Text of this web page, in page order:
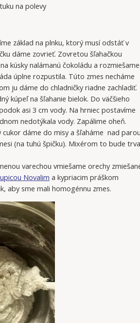
na polevy
základ na plnku, ktorý musí odstáť v
dáme zovrieť. Zovretou šľahačkou
kúsky nalámanú čokoládu a rozmiešame
úplne rozpustila. Túto zmes necháme
ju dáme do chladničky riadne zachladiť.
kúpeľ na šľahanie bielok. Do väčšieho
asi 3 cm vody. Na hrniec postavíme
nedotýkala vody. Zapálime oheň.
cukor dáme do misy a šľaháme nad
(na tuhú špičku). Mixérom to bude
varechou vmiešame orechy
Novalim a kypriacim práškom
aby sme mali homogénnu zmes.